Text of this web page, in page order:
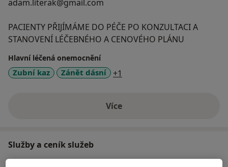
adam.literak@gmail.com
PACIENTY PŘIJÍMÁME DO PÉČE PO KONZULTACI A
STANOVENÍ LÉČEBNÉHO A CENOVÉHO PLÁNU
Hlavní léčená onemocnění
Zubní kaz Zánět dásní +1
Víceo zkušenostech
Služby a ceník služeb